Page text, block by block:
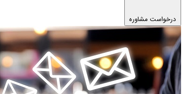
درخواست مشاوره